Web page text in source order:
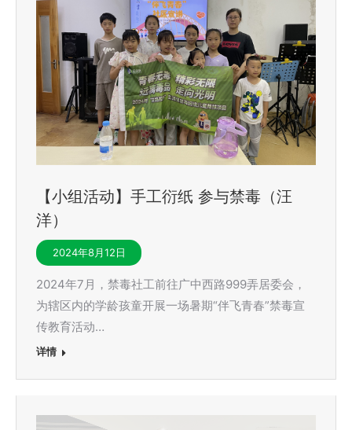
【小组活动】手工衍纸 参与禁毒（汪
洋）
2024年8月12日
2024年7月，禁毒社工前往广中西路999弄居委会，
为辖区内的学龄孩童开展一场暑期“伴飞青春”禁毒宣
传教育活动…
详情